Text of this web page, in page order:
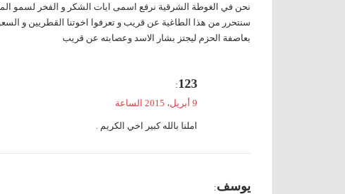
ل
نحن في الغوطة الشرقية نرفع اسمى ايات الشكر و الفخر لسمو
سنتحرر من هذا الطاغية عن قريب و تعرفوا اخوتنا القطريين و
بعاصفة الحزم ليجتز بشار الاسد وعصابته عن قريب
ي
ل
123
:
9 أبريل، 2015 الساعة
املنا بالله كبير اخي الكريم .
يوسف: